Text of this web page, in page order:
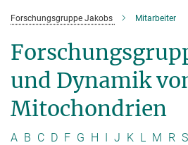
Forschungsgruppe Jakobs Mitarbeiter
und Dynamik
Mitochondrien
A B C D F G H I J K L M R S